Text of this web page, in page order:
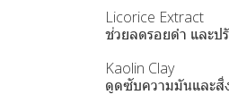
Licorice Extract
ช่วยลดรอยดำ และป
Kaolin Clay
ดูดซับความมันและ